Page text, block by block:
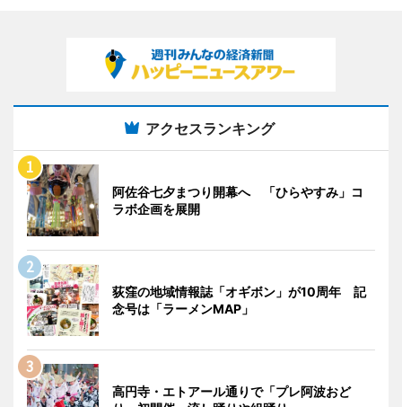
アクセスランキング
阿佐谷七夕まつり開幕へ 「ひらやすみ」コ
ラボ企画を展開
荻窪の地域情報誌「オギボン」が10周年 記
念号は「ラーメンMAP」
高円寺・エトアール通りで「プレ阿波おど